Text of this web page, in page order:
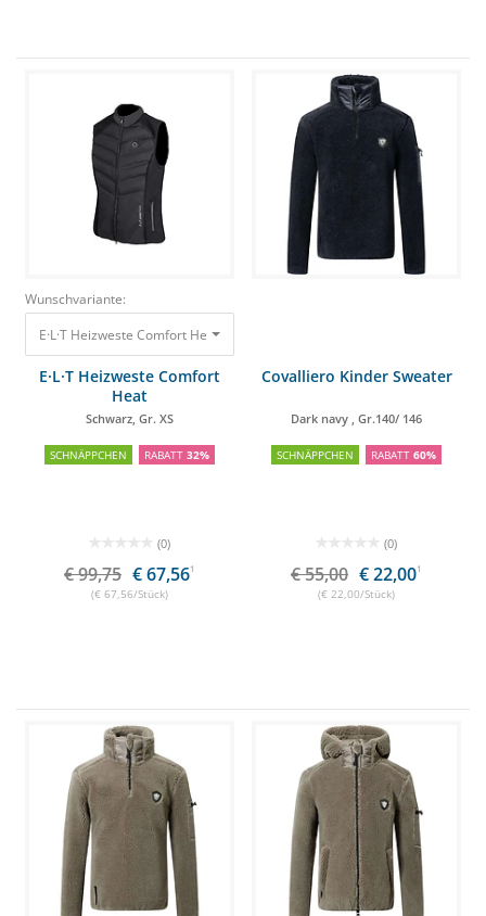
Wunschvariante:
E·L·T Heizweste Comfort Heat Schwarz, Gr. XS
E·L·T Heizweste Comfort
Heat
Schwarz, Gr. XS
SCHNÄPPCHEN RABATT 32%
(0)
€ 99,75 € 67,561
(€ 67,56/Stück)
Covalliero Kinder Sweater
Dark navy , Gr.140/ 146
SCHNÄPPCHEN RABATT 60%
(0)
€ 55,00 € 22,001
(€ 22,00/Stück)